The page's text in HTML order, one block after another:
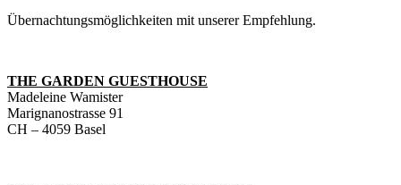
Übernachtungsmöglichkeiten mit unserer Empfehlung.
THE GARDEN GUESTHOUSE
Madeleine Wamister
Marignanostrasse 91
CH – 4059 Basel